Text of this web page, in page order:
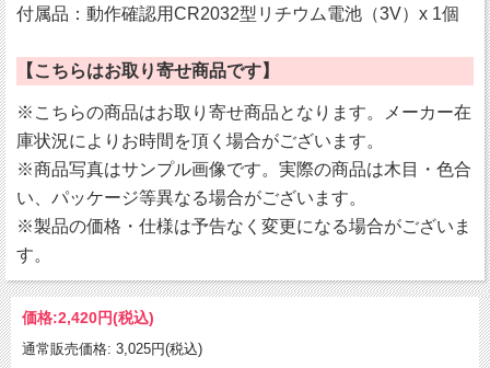
付属品：動作確認用CR2032型リチウム電池（3V）x 1個
【こちらはお取り寄せ商品です】
※こちらの商品はお取り寄せ商品となります。メーカー在
庫状況によりお時間を頂く場合がございます。
※商品写真はサンプル画像です。実際の商品は木目・色合
い、パッケージ等異なる場合がございます。
※製品の価格・仕様は予告なく変更になる場合がございま
す。
価格:2,420円(税込)
通常販売価格: 3,025円(税込)